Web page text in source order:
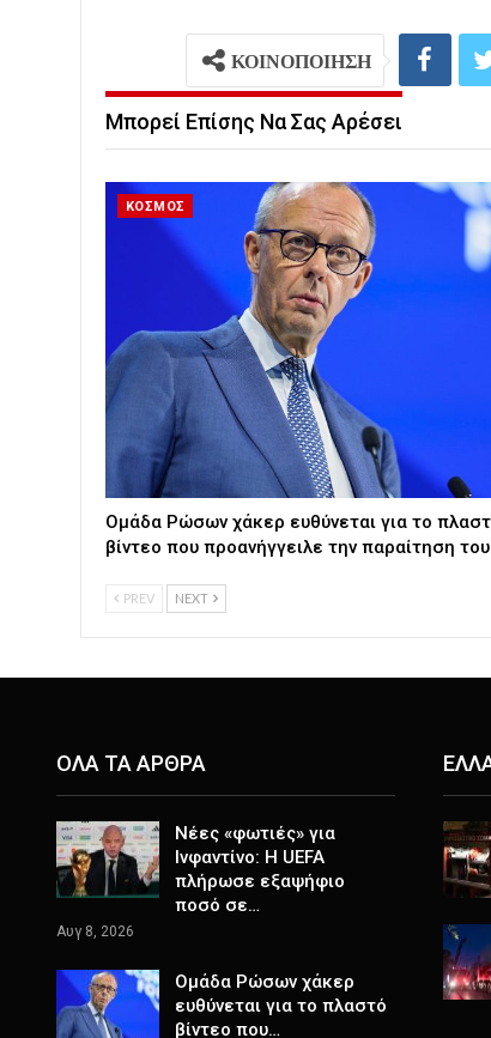
ΚΟΙΝΟΠΟΙΗΣΗ
Μπορεί Επίσης Να Σας Αρέσει
ΚΟΣΜΟΣ
Ομάδα Ρώσων χάκερ ευθύνεται για το
βίντεο που προανήγγειλε την παραίτηση
PREV NEXT
ΟΛΑ ΤΑ ΑΡΘΡΑ
Νέες «φωτιές» για
Ινφαντίνο: Η UEFA
πλήρωσε εξαψήφιο
ποσό σε…
Αυγ 8, 2026
Ομάδα Ρώσων χάκερ
ευθύνεται για το πλαστό
βίντεο που…